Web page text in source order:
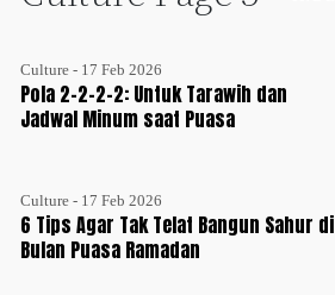
Culture - 17 Feb 2026
Pola 2-2-2-2: Untuk Tarawih dan
Jadwal Minum saat Puasa
Culture - 17 Feb 2026
6 Tips Agar Tak Telat Bangun Sahur di
Bulan Puasa Ramadan